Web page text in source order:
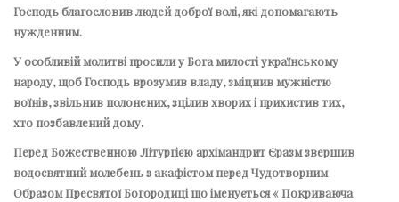
Господь благословив людей доброї волі, які допомагають
нужденним.
У особливій молитві просили у Бога милості українському
народу, щоб Господь врозумив владу, зміцнив мужністю
воїнів, звільнив полонених, зцілив хворих і прихистив тих,
хто позбавлений дому.
Перед Божественною Літургією архімандритЄразмзвершив
водосвятний молебень з акафістом перед Чудотворним
Образом Пресвятої Богородиці що іменується « Покриваюча